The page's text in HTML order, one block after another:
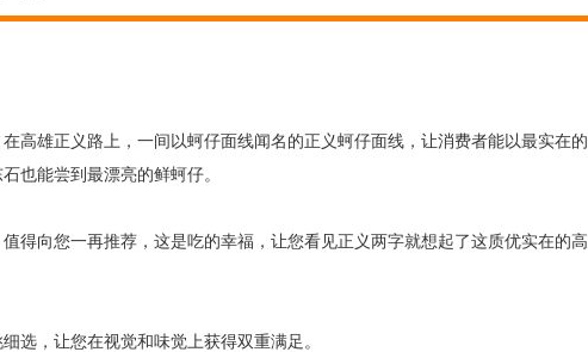
高雄正义路上，一间以蚵仔面线闻名的正义蚵仔面线，让消费者能以最实在的
也能尝到最漂亮的鲜蚵仔。
得向您一再推荐，这是吃的幸福，让您看见正义两字就想起了这质优实在的高
选，让您在视觉和味觉上获得双重满足。